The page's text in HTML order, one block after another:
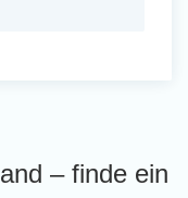
– finde ein